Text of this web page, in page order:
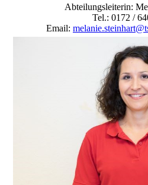
Abteilungsleiterin:
Tel.: 0172 /
Email: